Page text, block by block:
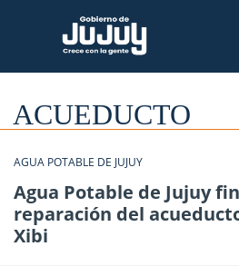
ACUEDUCTO
AGUA POTABLE DE JUJUY
Agua Potable de Jujuy
reparación del
Xibi